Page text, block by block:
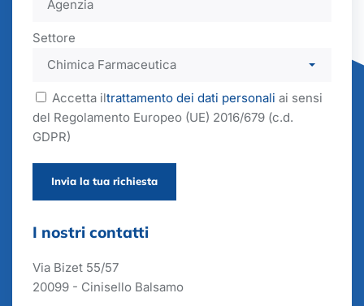
Settore
Accetta iltrattamento dei dati personali ai sensi
del Regolamento Europeo (UE) 2016/679 (c.d.
GDPR)
Invia la tua richiesta
I nostri contatti
Via Bizet 55/57
20099 - Cinisello Balsamo